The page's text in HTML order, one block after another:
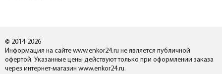
© 2014-2026
Информация на сайте www.enkor24.ru не является публичной
офертой. Указанные цены действуют только при оформлении заказа
через интернет-магазин www.enkor24.ru.